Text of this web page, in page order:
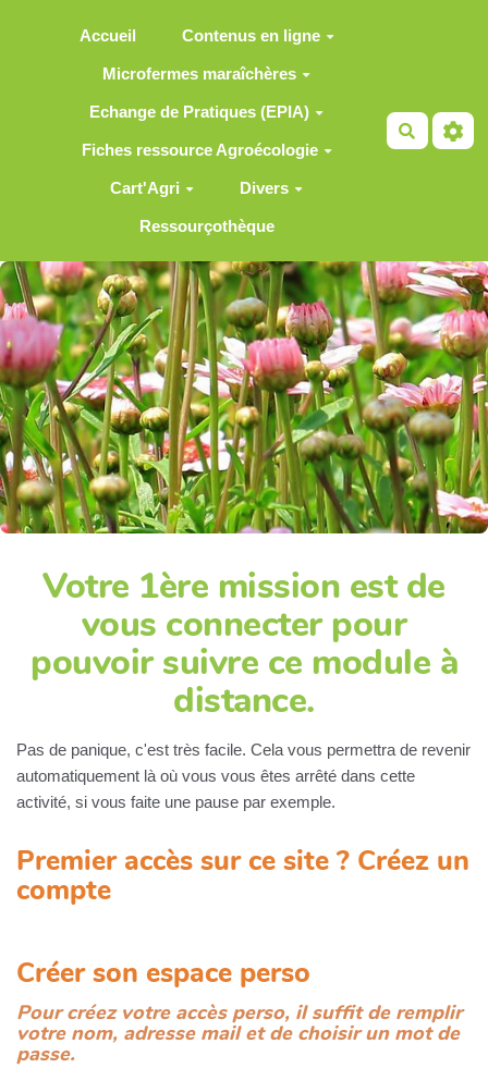
Accueil Contenus en ligne
Microfermes maraîchères
Echange de Pratiques (EPIA)
Fiches ressource Agroécologie
Cart'Agri Divers
Ressourçothèque
Votre 1ère mission est de
vous connecter pour
pouvoir suivre ce module à
distance.
Pas de panique, c'est très facile. Cela vous permettra de revenir
automatiquement là où vous vous êtes arrêté dans cette
activité, si vous faite une pause par exemple.
Premier accès sur ce site ? Créez un
compte
Créer son espace perso
Pour créez votre accès perso, il suffit de remplir
votre nom, adresse mail et de choisir un mot de
passe.